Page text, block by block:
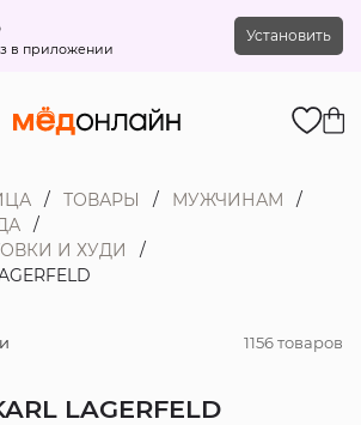
в приложении
Установить
ТОВАРЫ
МУЖЧИНАМ
И ХУДИ
1156 товаров
LAGERFELD